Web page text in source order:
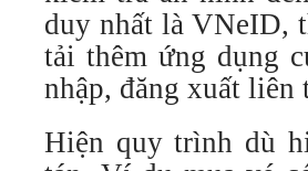
duy nhất là VNeID,
tải thêm ứng dụng
nhập, đăng xuất liên
Hiện quy trình dù